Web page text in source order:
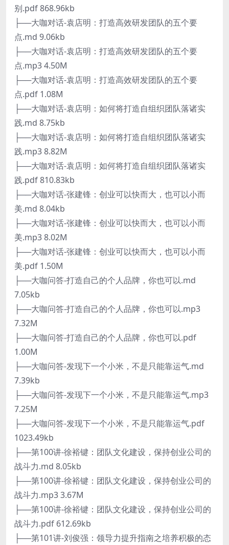
别.pdf 868.96kb
├──大咖对话-袁店明：打造高效研发团队的五个要
点.md 9.06kb
├──大咖对话-袁店明：打造高效研发团队的五个要
点.mp3 4.50M
├──大咖对话-袁店明：打造高效研发团队的五个要
点.pdf 1.08M
├──大咖对话-袁店明：如何将打造自组织团队落诸实
践.md 8.75kb
├──大咖对话-袁店明：如何将打造自组织团队落诸实
践.mp3 8.82M
├──大咖对话-袁店明：如何将打造自组织团队落诸实
践.pdf 810.83kb
├──大咖对话-张建锋：创业可以快而大，也可以小而
美.md 8.04kb
├──大咖对话-张建锋：创业可以快而大，也可以小而
美.mp3 8.02M
├──大咖对话-张建锋：创业可以快而大，也可以小而
美.pdf 1.50M
├──大咖问答-打造自己的个人品牌，你也可以.md
7.05kb
├──大咖问答-打造自己的个人品牌，你也可以.mp3
7.32M
├──大咖问答-打造自己的个人品牌，你也可以.pdf
1.00M
├──大咖问答-发现下一个小米，不是只能靠运气.md
7.39kb
├──大咖问答-发现下一个小米，不是只能靠运气.mp3
7.25M
├──大咖问答-发现下一个小米，不是只能靠运气.pdf
1023.49kb
├──第100讲-徐裕键：团队文化建设，保持创业公司的
战斗力.md 8.05kb
├──第100讲-徐裕键：团队文化建设，保持创业公司的
战斗力.mp3 3.67M
├──第100讲-徐裕键：团队文化建设，保持创业公司的
战斗力.pdf 612.69kb
├──第101讲-刘俊强：领导力提升指南之培养积极的态